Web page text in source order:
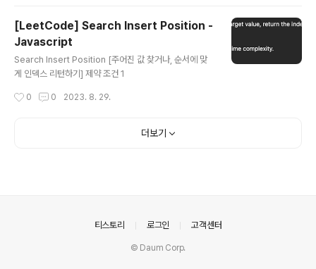
[LeetCode] Search Insert Position -
Javascript
Search Insert Position [주어진 값 찾거나, 순서에 맞
게 인덱스 리턴하기] 제약 조건 1
0 0 2023. 8. 29.
더보기
티스토리 로그인 고객센터
© Daum Corp.